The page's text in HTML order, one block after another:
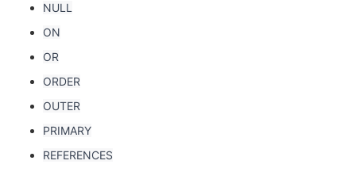
NULL
ON
OR
ORDER
OUTER
PRIMARY
REFERENCES